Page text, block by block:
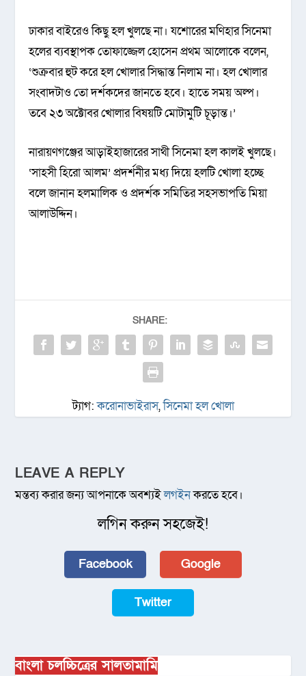
ঢাকার বাইরেও কিছু হল খুলছে না। যশোরের মণিহার সিনেমা
হলের ব্যবস্থাপক তোফাজ্জেল হোসেন প্রথম আলোকে বলেন,
‘শুক্রবার হুট করে হল খোলার সিদ্ধান্ত নিলাম না। হল খোলার
সংবাদটাও তো দর্শকদের জানতে হবে। হাতে সময় অল্প।
তবে ২৩ অক্টোবর খোলার বিষয়টি মোটামুটি চূড়ান্ত।’
নারায়ণগঞ্জের আড়াইহাজারের সাথী সিনেমা হল কালই খুলছে।
‘সাহসী হিরো আলম’ প্রদর্শনীর মধ্য দিয়ে হলটি খোলা হচ্ছে
বলে জানান হলমালিক ও প্রদর্শক সমিতির সহসভাপতি মিয়া
আলাউদ্দিন।
SHARE:
ট্যাগ:করোনাভাইরাস,সিনেমা হল খোলা
LEAVE A REPLY
মন্তব্য করার জন্য আপনাকে অবশ্যইলগইনকরতে হবে।
লগিন করুন সহজেই!
Facebook Google
Twitter
বাংলা চলচ্চিত্রের সালতামামি